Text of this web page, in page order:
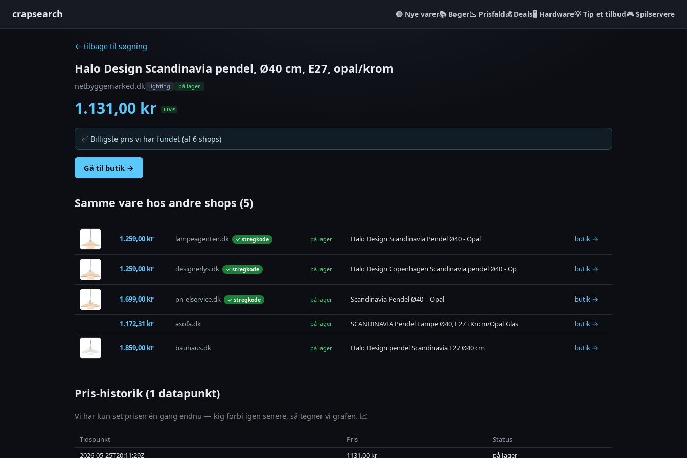
crapsearch Nye varer📚 Bøger📉 Prisfald💰 Deals🖥️ Hardware💡 Tip et tilbud🎮 Spilservere
← tilbage til søgning
Halo Design Scandinavia pendel, Ø40 cm, E27, opal/krom
netbyggemarked.dk lighting på lager
1.131,00 kr LIVE
✅ Billigste pris vi har fundet (af 6 shops)
Gå til butik →
Samme vare hos andre shops (5)
1.259,00 kr lampeagenten.dk ✓ stregkode på lager Halo Design Scandinavia Pendel Ø40 - Opal butik →
1.259,00 kr designerlys.dk ✓ stregkode på lager Halo Design Copenhagen Scandinavia pendel Ø40 - Op butik →
1.699,00 kr pn-elservice.dk ✓ stregkode på lager Scandinavia Pendel Ø40 – Opal butik →
1.172,31 kr asofa.dk på lager SCANDINAVIA Pendel Lampe Ø40, E27 i Krom/Opal Glas butik →
1.859,00 kr bauhaus.dk på lager Halo Design pendel Scandinavia E27 Ø40 cm butik →
Pris-historik (1 datapunkt)
Vi har kun set prisen én gang endnu — kig forbi igen senere, så tegner vi grafen. 📈
Tidspunkt Pris
Status
2026-05-25T20:11:29Z
1131.00 kr på lager